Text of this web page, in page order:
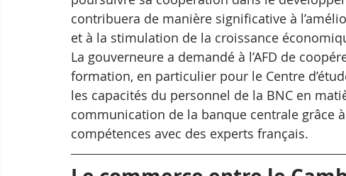
contribuera de manière significative à
et à la stimulation de la croissance
La gouverneure a demandé à l’AFD de
formation, en particulier pour le Centre
les capacités du personnel de la BNC en
communication de la banque centrale grâce
compétences avec des experts français.